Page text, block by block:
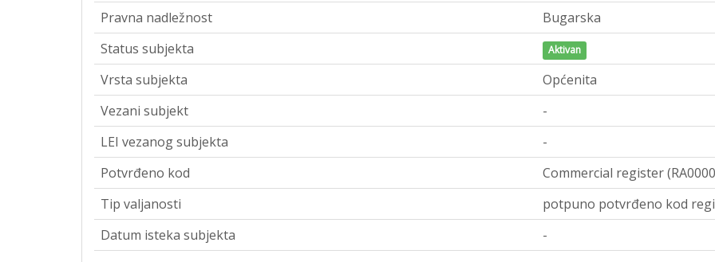
Pravna nadležnost
Bugarska
Status subjekta
Aktivan
Vrsta subjekta
Općenita
Vezani subjekt
-
LEI vezanog subjekta
-
Potvrđeno kod
Commercial register
Tip valjanosti
potpuno potvrđeno kod
Datum isteka subjekta
-